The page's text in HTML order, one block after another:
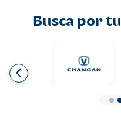
Busca por tu